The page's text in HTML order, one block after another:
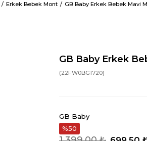
Erkek Bebek Mont GB Baby Erkek Bebek Mavi
GB Baby Erkek
(22FW0BG1720)
GB Baby
50